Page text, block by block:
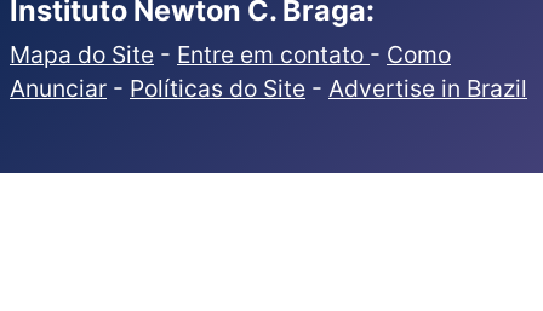
Instituto Newton C. Braga:
Mapa do Site - Entre em contato - Como
Anunciar - Políticas do Site - Advertise in Brazil